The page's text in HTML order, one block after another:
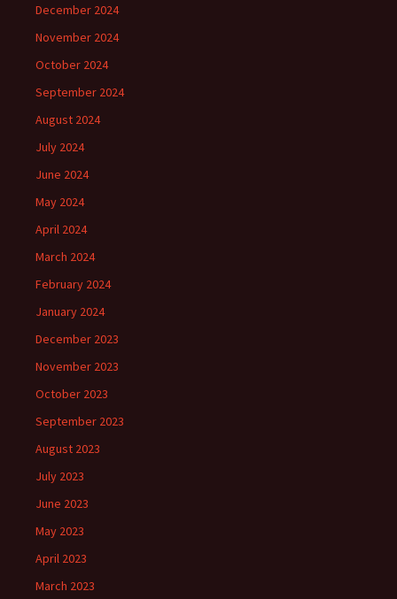
December 2024
November 2024
October 2024
September 2024
August 2024
July 2024
June 2024
May 2024
April 2024
March 2024
February 2024
January 2024
December 2023
November 2023
October 2023
September 2023
August 2023
July 2023
June 2023
May 2023
April 2023
March 2023